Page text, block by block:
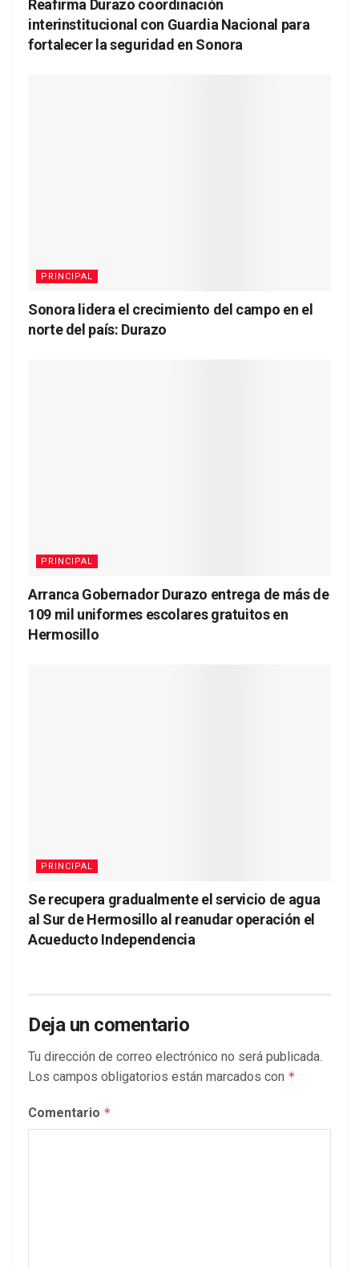
Reafirma Durazo coordinación
interinstitucional con Guardia Nacional para
fortalecer la seguridad en Sonora
PRINCIPAL
Sonora lidera el crecimiento del campo en el
norte del país: Durazo
PRINCIPAL
Arranca Gobernador Durazo entrega de más de
109 mil uniformes escolares gratuitos en
Hermosillo
PRINCIPAL
Se recupera gradualmente el servicio de agua
al Sur de Hermosillo al reanudar operación el
Acueducto Independencia
Deja un comentario
Tu dirección de correo electrónico no será publicada.
Los campos obligatorios están marcados con *
Comentario *